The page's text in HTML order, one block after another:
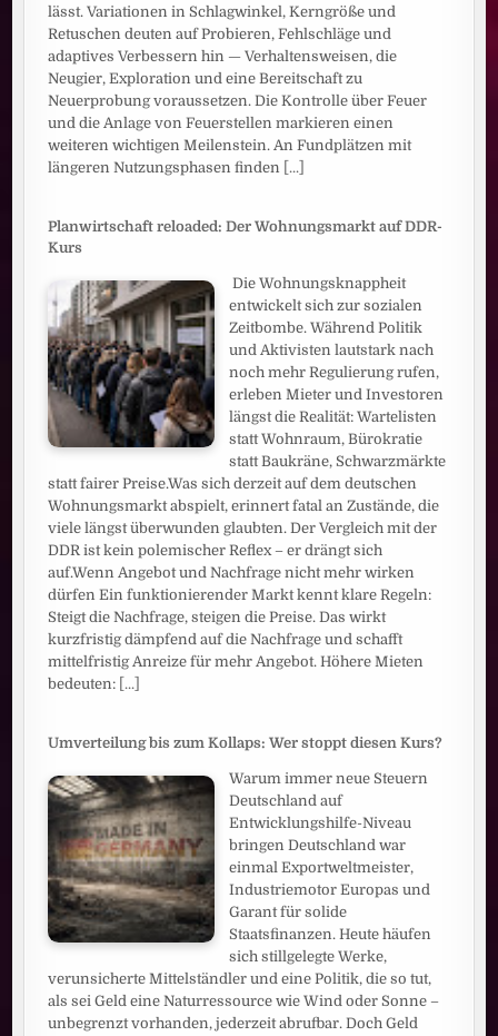
lässt. Variationen in Schlagwinkel, Kerngröße und
Retuschen deuten auf Probieren, Fehlschläge und
adaptives Verbessern hin — Verhaltensweisen, die
Neugier, Exploration und eine Bereitschaft zu
Neuerprobung voraussetzen. Die Kontrolle über Feuer
und die Anlage von Feuerstellen markieren einen
weiteren wichtigen Meilenstein. An Fundplätzen mit
längeren Nutzungsphasen finden [...]
Planwirtschaft reloaded: Der Wohnungsmarkt auf DDR-
Kurs
Die Wohnungsknappheit
entwickelt sich zur sozialen
Zeitbombe. Während Politik
und Aktivisten lautstark nach
noch mehr Regulierung rufen,
erleben Mieter und Investoren
längst die Realität: Wartelisten
statt Wohnraum, Bürokratie
statt Baukräne, Schwarzmärkte
statt fairer Preise.Was sich derzeit auf dem deutschen
Wohnungsmarkt abspielt, erinnert fatal an Zustände, die
viele längst überwunden glaubten. Der Vergleich mit der
DDR ist kein polemischer Reflex – er drängt sich
auf.Wenn Angebot und Nachfrage nicht mehr wirken
dürfen Ein funktionierender Markt kennt klare Regeln:
Steigt die Nachfrage, steigen die Preise. Das wirkt
kurzfristig dämpfend auf die Nachfrage und schafft
mittelfristig Anreize für mehr Angebot. Höhere Mieten
bedeuten: [...]
Umverteilung bis zum Kollaps: Wer stoppt diesen Kurs?
Warum immer neue Steuern
Deutschland auf
Entwicklungshilfe-Niveau
bringen Deutschland war
einmal Exportweltmeister,
Industriemotor Europas und
Garant für solide
Staatsfinanzen. Heute häufen
sich stillgelegte Werke,
verunsicherte Mittelständler und eine Politik, die so tut,
als sei Geld eine Naturressource wie Wind oder Sonne –
unbegrenzt vorhanden, jederzeit abrufbar. Doch Geld